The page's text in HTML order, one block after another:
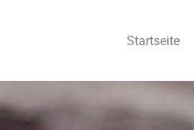
Startseite